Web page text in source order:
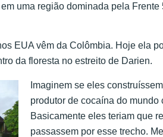
uma região dominada pela
EUA vêm da Colômbia. Hoje ela
da floresta no estreito de Darien.
Imaginem se eles
produtor de cocaína do mundo
Basicamente eles teriam que
passassem por esse trecho.